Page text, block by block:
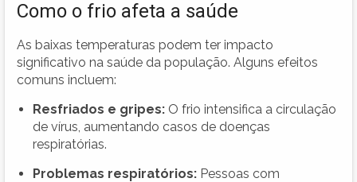
Como o frio afeta a saúde
As baixas temperaturas podem ter impacto
significativo na saúde da população. Alguns efeitos
comuns incluem:
Resfriados e gripes: O frio intensifica a circulação
de vírus, aumentando casos de doenças
respiratórias.
Problemas respiratórios: Pessoas com